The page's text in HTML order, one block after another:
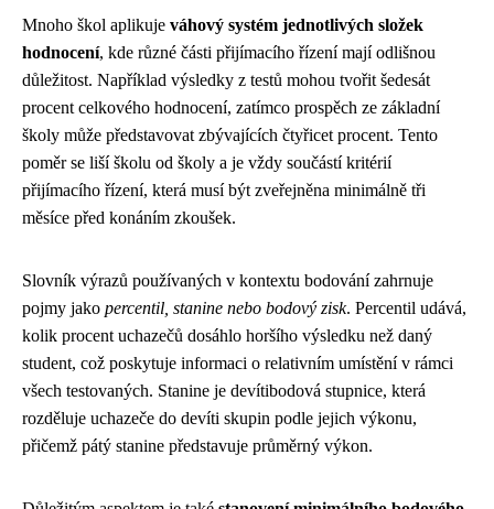
Mnoho škol aplikuje váhový systém jednotlivých složek
hodnocení, kde různé části přijímacího řízení mají odlišnou
důležitost. Například výsledky z testů mohou tvořit šedesát
procent celkového hodnocení, zatímco prospěch ze základní
školy může představovat zbývajících čtyřicet procent. Tento
poměr se liší školu od školy a je vždy součástí kritérií
přijímacího řízení, která musí být zveřejněna minimálně tři
měsíce před konáním zkoušek.
Slovník výrazů používaných v kontextu bodování zahrnuje
pojmy jako percentil, stanine nebo bodový zisk. Percentil udává,
kolik procent uchazečů dosáhlo horšího výsledku než daný
student, což poskytuje informaci o relativním umístění v rámci
všech testovaných. Stanine je devítibodová stupnice, která
rozděluje uchazeče do devíti skupin podle jejich výkonu,
přičemž pátý stanine představuje průměrný výkon.